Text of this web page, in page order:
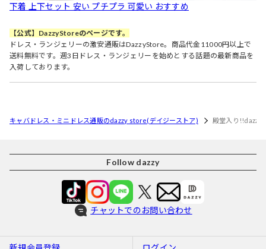
下着 上下セット 安い プチプラ 可愛い おすすめ
【公式】DazzyStoreのページです。
ドレス・ランジェリーの激安通販はDazzyStore。商品代金11000円以上で
送料無料です。週3日ドレス・ランジェリーを始めとする話題の最新商品を
入荷しております。
キャバドレス・ミニドレス通販のdazzy store(デイジーストア) 殿堂入り!!dazzy
Follow dazzy
チャットでのお問い合わせ